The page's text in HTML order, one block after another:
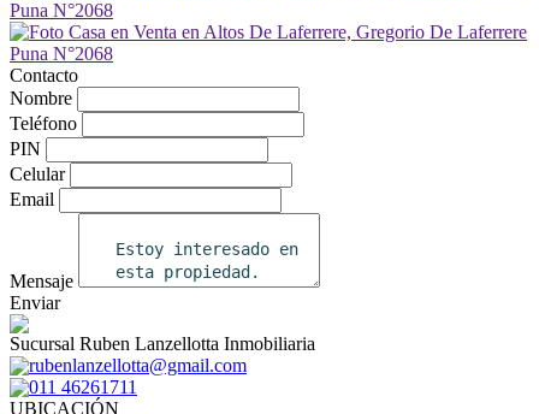
Contacto
Nombre
Teléfono
PIN
Celular
Email
Mensaje
Enviar
Sucursal Ruben Lanzellotta Inmobiliaria
rubenlanzellotta@gmail.com
011 46261711
UBICACIÓN